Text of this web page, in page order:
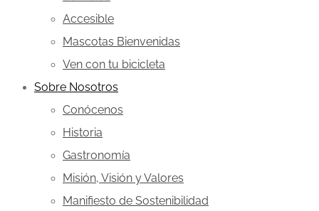
Accesible
Mascotas Bienvenidas
Ven con tu bicicleta
Sobre Nosotros
Conócenos
Historia
Gastronomía
Misión, Visión y Valores
Manifiesto de Sostenibilidad